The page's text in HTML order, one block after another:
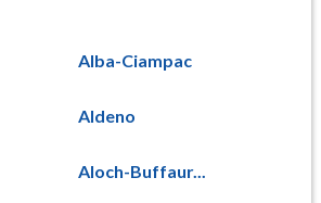
Alba-Ciampac
Aldeno
Aloch-Buffaur...